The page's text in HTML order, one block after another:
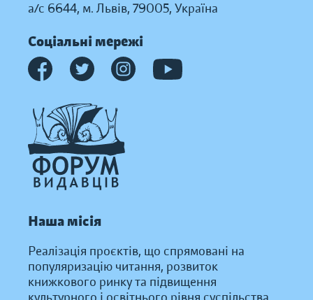
а/с 6644, м. Львів, 79005, Україна
Соціальні мережі
Наша місія
Реалізація проєктів, що спрямовані на
популяризацію читання, розвиток
книжкового ринку та підвищення